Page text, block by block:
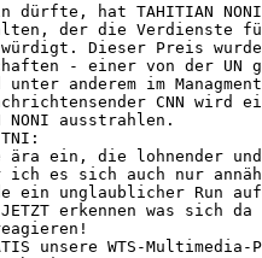
dürfte, hat TAHITIAN
der die Verdienste
würdigt. Dieser Preis
- einer von der
anderem im
CNN wird
NONI ausstrahlen.
ein, die lohnender
es sich auch nur
ein unglaublicher Run auf
JETZT erkennen was sich
unsere WTS-